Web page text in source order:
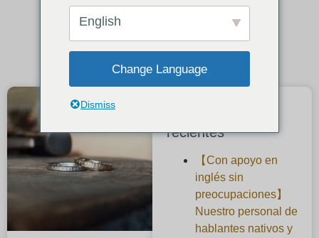
2021-06-01
recientes
【Con apoyo en
inglés sin
preocupaciones】
Nuestro personal de
hablantes nativos y
English
Change Language
Dismiss